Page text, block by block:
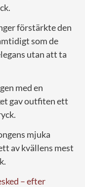
förstärkte den
som de
utan att ta
med en
gav outfiten ett
mjuka
av kvällens mest
– efter